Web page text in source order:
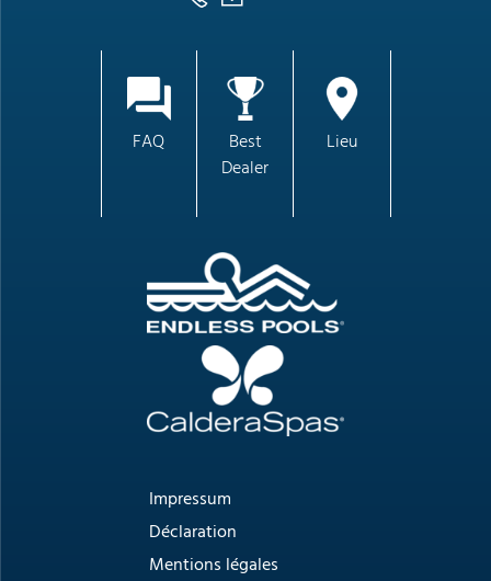
FAQ
Best
Dealer
Lieu
Impressum
Déclaration
Mentions légales